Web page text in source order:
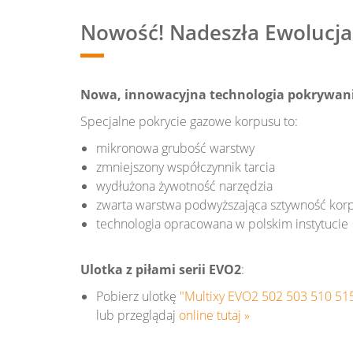
Nowość! Nadeszła
Nowa, innowacyjna technologia
Specjalne pokrycie gazowe korpusu to:
mikronowa grubość warstwy
zmniejszony współczynnik tarcia
wydłużona żywotność narzędzia
zwarta warstwa podwyższająca sztywność
technologia opracowana w polskim instytucie
Ulotka z piłami serii EVO2:
Pobierz ulotkę "Multixy EVO2 502 503 510
lub przeglądaj online tutaj »